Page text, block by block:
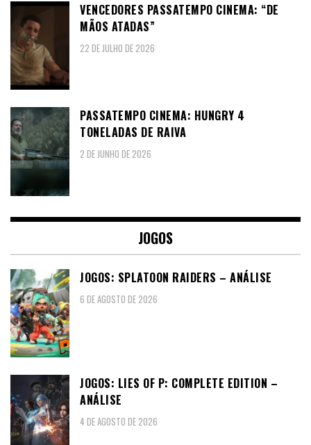
VENCEDORES PASSATEMPO CINEMA: “DE
MÃOS ATADAS”
22 DE JULHO DE 2026
PASSATEMPO CINEMA: HUNGRY 4
TONELADAS DE RAIVA
2 DE JUNHO DE 2026
JOGOS
JOGOS: SPLATOON RAIDERS – ANÁLISE
6 DE AGOSTO DE 2026
JOGOS: LIES OF P: COMPLETE EDITION –
ANÁLISE
4 DE AGOSTO DE 2026